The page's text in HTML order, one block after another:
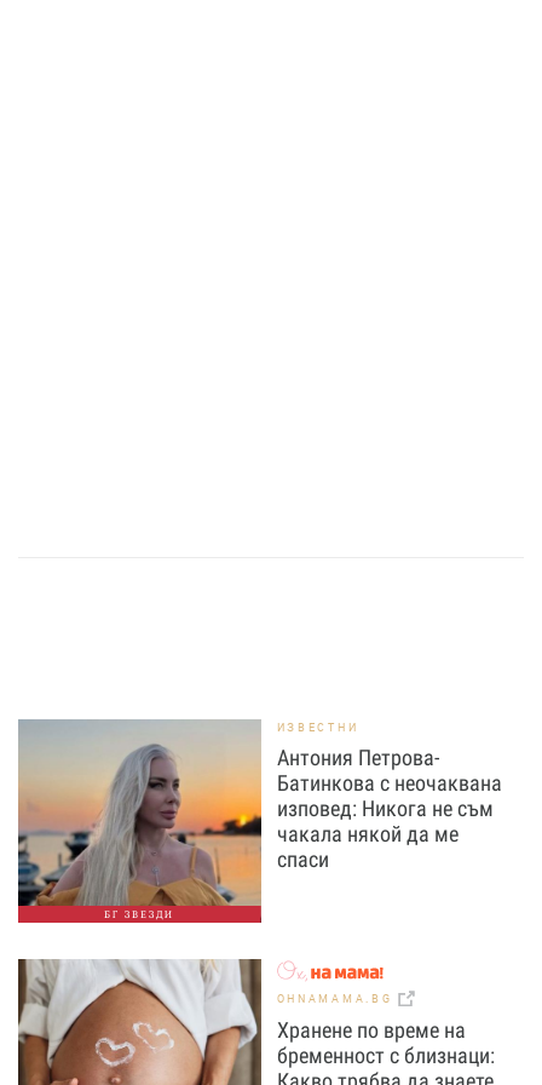
БГ ЗВЕЗДИ
ИЗВЕСТНИ
Антония Петрова-
Батинкова с неочаквана
изповед: Никога не съм
чакала някой да ме
спаси
OHNAMAMA.BG
Хранене по време на
бременност с близнаци: